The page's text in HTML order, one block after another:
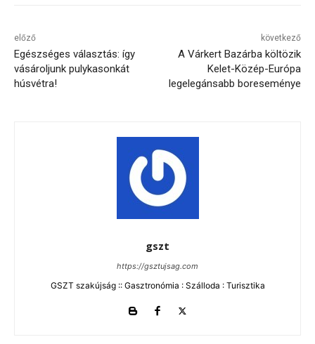
előző
Egészséges választás: így
vásároljunk pulykasonkát
húsvétra!
következő
A Várkert Bazárba költözik
Kelet-Közép-Európa
legelegánsabb boreseménye
gszt
https://gsztujsag.com
GSZT szakújság :: Gasztronómia : Szálloda : Turisztika